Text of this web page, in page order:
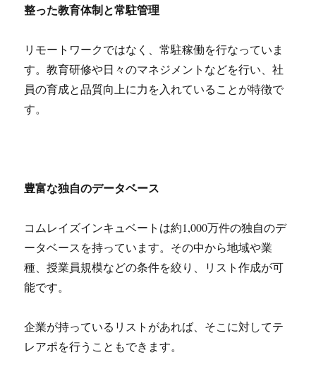
整った教育体制と常駐管理
リモートワークではなく、常駐稼働を行なっていま
す。教育研修や日々のマネジメントなどを行い、社
員の育成と品質向上に力を入れていることが特徴で
す。
豊富な独自のデータベース
コムレイズインキュベートは約1,000万件の独自のデ
ータベースを持っています。その中から地域や業
種、授業員規模などの条件を絞り、リスト作成が可
能です。
企業が持っているリストがあれば、そこに対してテ
レアポを行うこともできます。